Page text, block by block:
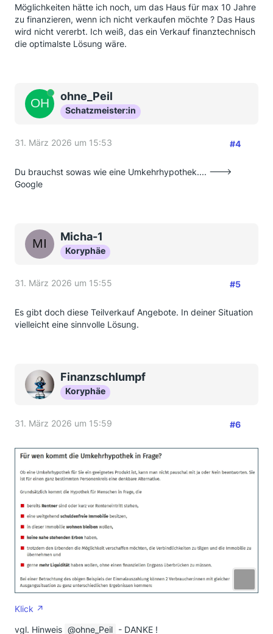
Möglichkeiten hätte ich noch, um das Haus für max 10 Jahre
zu finanzieren, wenn ich nicht verkaufen möchte ? Das Haus
wird nicht vererbt. Ich weiß, das ein Verkauf finanztechnisch
die optimalste Lösung wäre.
Onlineohne_Peil
Schatzmeister:in
31. März 2026 um 15:53 #4
Du brauchst sowas wie eine Umkehrhypothek.... --->
Google
Micha-1
Koryphäe
31. März 2026 um 15:55 #5
Es gibt doch diese Teilverkauf Angebote. In deiner Situation
vielleicht eine sinnvolle Lösung.
Finanzschlumpf
Koryphäe
31. März 2026 um 15:59 #6
Klick
vgl. Hinweis
ohne_Peil - DANKE !